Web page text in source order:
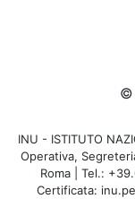
©
INU - ISTITUTO
Operativa,
Roma | Tel.:
Certificata: